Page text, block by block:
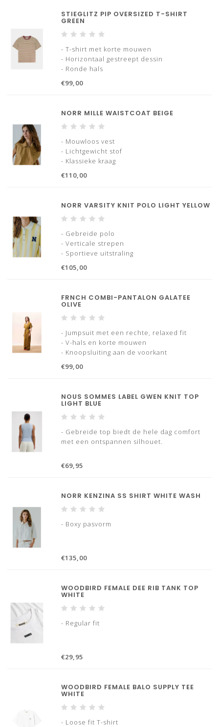
STIEGLITZ PIP OVERSIZED T-SHIRT
GREEN
- T-shirt met korte mouwen
- Horizontaal gestreept dessin
- Ronde hals
- Geborduurd logo op de borst
€99,00
NORR MILLE WAISTCOAT BEIGE
- Mouwloos vest
- Lichtgewicht stof
- Klassieke kraag
- Elastische zoom
€110,00
NORR VARSITY KNIT POLO LIGHT YELLOW
- Gebreide polo
- Verticale strepen
- Sportieve uitstraling
- Knoopsluiting
€105,00
FRNCH COMBI-PANTALON GALATEE
OLIVE
- Jumpsuit met een rechte, relaxed fit
- V-hals en korte mouwen
- Knoopsluiting aan de voorkant
- Omslag bij de broekspijpen
Kies dan de kleinere maat.
€99,00
NOUS SOMMES LABEL GWEN KNIT TOP
LIGHT BLUE
- Gebreide top biedt de hele dag comfort
met een ontspannen silhouet.
€69,95
NORR KENZINA SS SHIRT WHITE WASH
- Boxy pasvorm
€135,00
WOODBIRD FEMALE DEE RIB TANK TOP
WHITE
- Regular fit
€29,95
WOODBIRD FEMALE BALO SUPPLY TEE
WHITE
- Loose fit T-shirt